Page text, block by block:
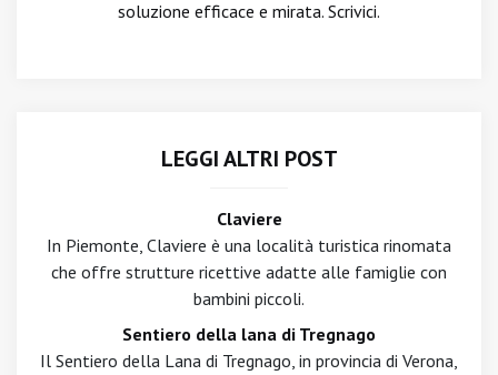
soluzione efficace e mirata. Scrivici.
LEGGI ALTRI POST
Claviere
In Piemonte, Claviere è una località turistica rinomata
che offre strutture ricettive adatte alle famiglie con
bambini piccoli.
Sentiero della lana di Tregnago
Il Sentiero della Lana di Tregnago, in provincia di Verona,